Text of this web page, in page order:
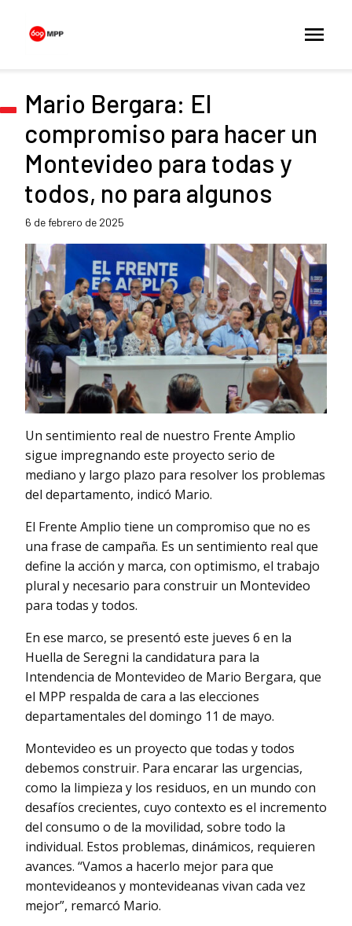
Mario Bergara: El
compromiso para hacer un
Montevideo para todas y
todos, no para algunos
6 de febrero de 2025
Un sentimiento real de nuestro Frente Amplio
sigue impregnando este proyecto serio de
mediano y largo plazo para resolver los problemas
del departamento, indicó Mario.
El Frente Amplio tiene un compromiso que no es
una frase de campaña. Es un sentimiento real que
define la acción y marca, con optimismo, el trabajo
plural y necesario para construir un Montevideo
para todas y todos.
En ese marco, se presentó este jueves 6 en la
Huella de Seregni la candidatura para la
Intendencia de Montevideo de Mario Bergara, que
el MPP respalda de cara a las elecciones
departamentales del domingo 11 de mayo.
Montevideo es un proyecto que todas y todos
debemos construir. Para encarar las urgencias,
como la limpieza y los residuos, en un mundo con
desafíos crecientes, cuyo contexto es el incremento
del consumo o de la movilidad, sobre todo la
individual. Estos problemas, dinámicos, requieren
avances. “Vamos a hacerlo mejor para que
montevideanos y montevideanas vivan cada vez
mejor”, remarcó Mario.